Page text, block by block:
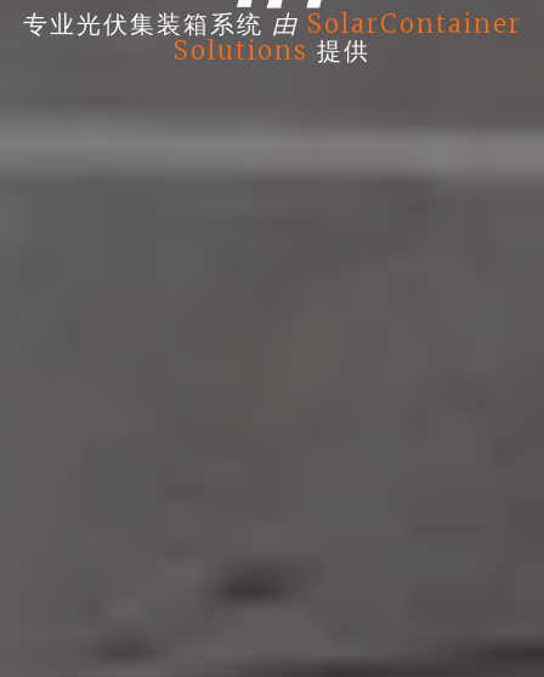
专业光伏集装箱系统 由 SolarContainer
Solutions 提供